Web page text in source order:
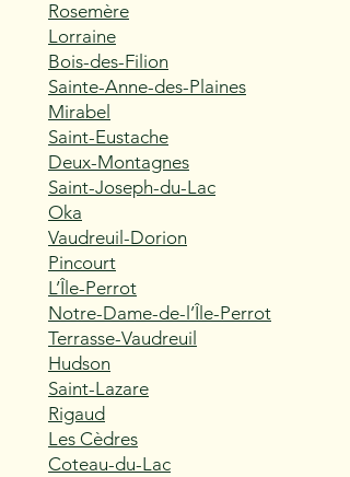
Rosemère
Lorraine
Bois-des-Filion
Sainte-Anne-des-Plaines
Mirabel
Saint-Eustache
Deux-Montagnes
Saint-Joseph-du-Lac
Oka
Vaudreuil-Dorion
Pincourt
L’Île-Perrot
Notre-Dame-de-l’Île-Perrot
Terrasse-Vaudreuil
Hudson
Saint-Lazare
Rigaud
Les Cèdres
Coteau-du-Lac